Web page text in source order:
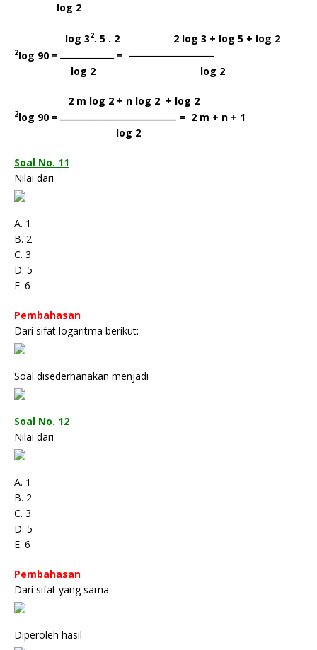
log 2
log 32. 5 . 2 2 log 3 + log 5 + log 2
2log 90 = =
log 2 log 2
2 m log 2 + n log 2 + log 2
2log 90 =
= 2 m + n + 1
log 2
Soal No. 11
Nilai dari
A. 1
B. 2
C. 3
D. 5
E. 6
Pembahasan
Dari sifat logaritma berikut:
Soal disederhanakan menjadi
Soal No. 12
Nilai dari
A. 1
B. 2
C. 3
D. 5
E. 6
Pembahasan
Dari sifat yang sama:
Diperoleh hasil